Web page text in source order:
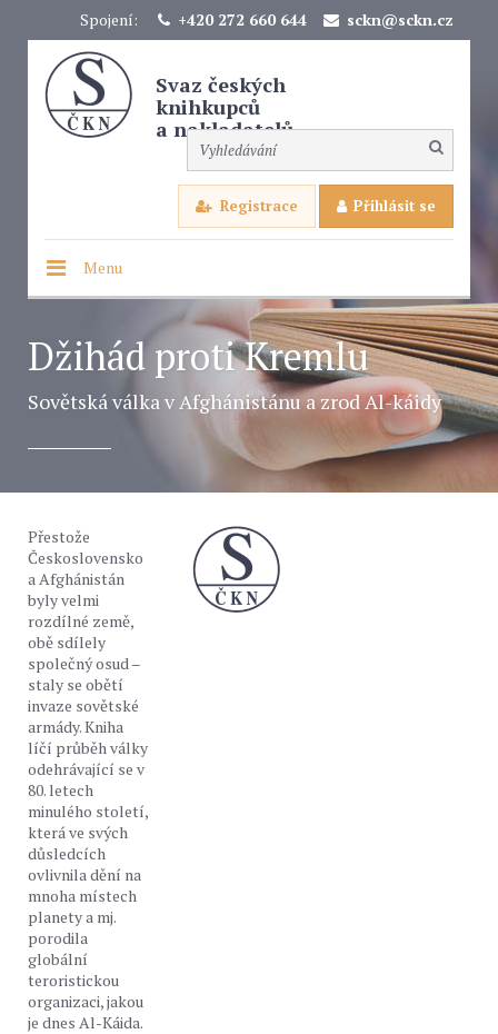
Spojení: +420 272 660 644 sckn@sckn.cz
Svaz českých
knihkupců
a nakladatelů
Registrace Přihlásit se
Menu
Džihád proti Kremlu
Sovětská válka v Afghánistánu a zrod Al-káidy
Přestože
Československo
a Afghánistán
byly velmi
rozdílné země,
obě sdílely
společný osud –
staly se obětí
invaze sovětské
armády. Kniha
líčí průběh války
odehrávající se v
80. letech
minulého století,
která ve svých
důsledcích
ovlivnila dění na
mnoha místech
planety a mj.
porodila
globální
teroristickou
organizaci, jakou
je dnes Al-Káida.